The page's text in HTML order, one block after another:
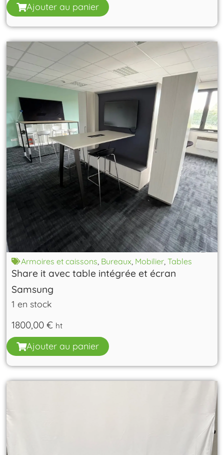
Ajouter au panier
Armoires et caissons, Bureaux, Mobilier,Tables
Share it avec table intégrée et écran
Samsung
1 en stock
1800,00€ ht
Ajouter au panier